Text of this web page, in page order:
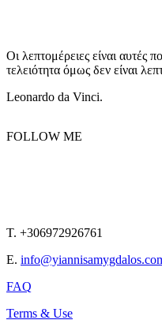
Οι λεπτομέρειες είναι αυτές
τελειότητα όμως δεν είναι
Leonardo da Vinci.
FOLLOW ME
T. +306972926761
E.
FAQ
Terms & Use